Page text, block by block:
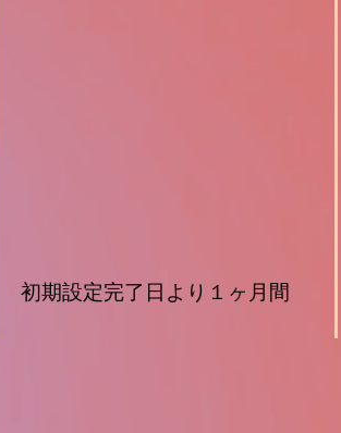
​初期設定完了日より１ヶ月間